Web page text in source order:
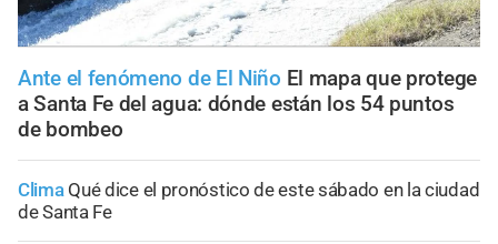
Ante el fenómeno de El Niño El mapa que protege
a Santa Fe del agua: dónde están los 54 puntos
de bombeo
Clima Qué dice el pronóstico de este sábado en la ciudad
de Santa Fe